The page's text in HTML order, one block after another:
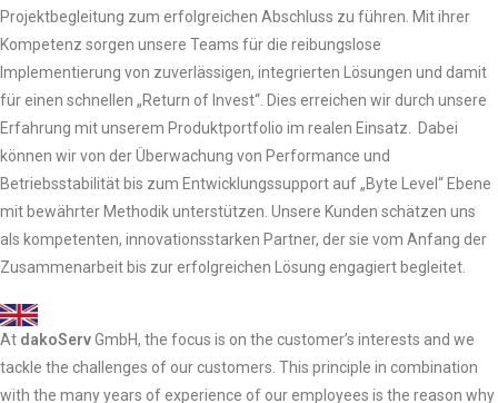
Projektbegleitung zum erfolgreichen Abschluss zu führen. Mit ihrer
Kompetenz sorgen unsere Teams für die reibungslose
Implementierung von zuverlässigen, integrierten Lösungen und damit
für einen schnellen „Return of Invest“. Dies erreichen wir durch unsere
Erfahrung mit unserem Produktportfolio im realen Einsatz. Dabei
können wir von der Überwachung von Performance und
Betriebsstabilität bis zum Entwicklungssupport auf „Byte Level“ Ebene
mit bewährter Methodik unterstützen. Unsere Kunden schätzen uns
als kompetenten, innovationsstarken Partner, der sie vom Anfang der
Zusammenarbeit bis zur erfolgreichen Lösung engagiert begleitet.
At dakoServGmbH, the focus is on the customer’s interests and we
tackle the challenges of our customers. This principle in combination
with the many years of experience of our employees is the reason why